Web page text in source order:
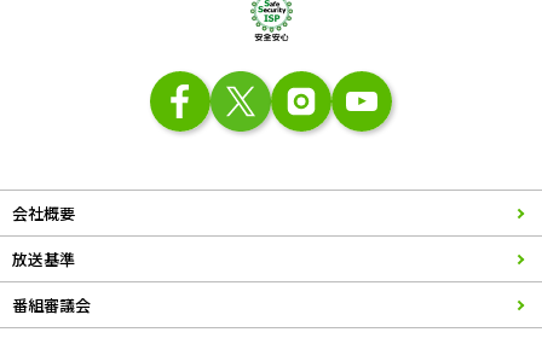
会社概要
放送基準
番組審議会